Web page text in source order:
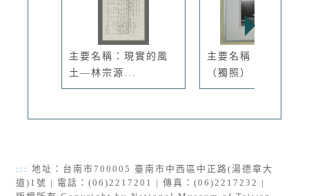
主要名稱：現實的風
土—林宗源...
主要名稱：鄭清文
（獨照）
::: 地址：台南市700005 臺南市中西區中正路(湯德章大
道)1號 | 電話：(06)2217201 | 傳真：(06)2217232 |